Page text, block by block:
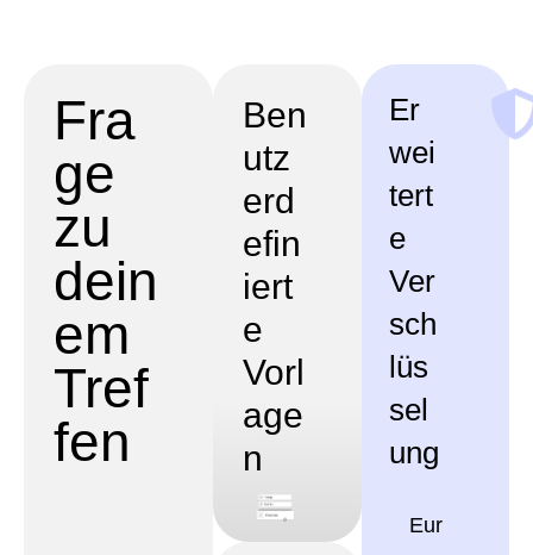
Fra
ge
zu
dein
em
Tref
fen
Ben
utz
erd
efin
iert
e
Vorl
age
n
Er
wei
tert
e
Ver
sch
lüs
sel
ung
Eur